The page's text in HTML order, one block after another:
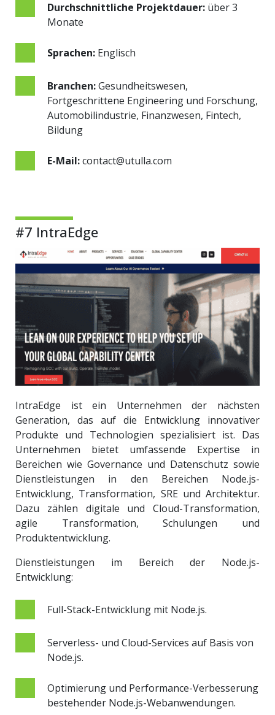
Durchschnittliche Projektdauer: über 3
Monate
Sprachen: Englisch
Branchen:Gesundheitswesen,
Fortgeschrittene Engineering und Forschung,
Automobilindustrie, Finanzwesen, Fintech,
Bildung
E-Mail:contact@utulla.com
#7 IntraEdge
IntraEdge ist ein Unternehmen der nächsten
Generation, das auf die Entwicklung innovativer
Produkte und Technologien spezialisiert ist. Das
Unternehmen bietet umfassende Expertise in
Bereichen wie Governance und Datenschutz sowie
Dienstleistungen in den Bereichen Node.js-
Entwicklung, Transformation, SRE und Architektur.
Dazu zählen digitale und Cloud-Transformation,
agile Transformation, Schulungen und
Produktentwicklung.
Dienstleistungen im Bereich der Node.js-
Entwicklung:
Full-Stack-Entwicklung mit Node.js.
Serverless- und Cloud-Services auf Basis von
Node.js.
Optimierung und Performance-Verbesserung
bestehender Node.js-Webanwendungen.